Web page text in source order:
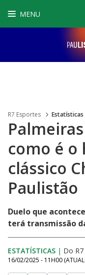
MENU
R7 Esportes Estatísticas
como é o
clássico
Paulistão
Duelo que
terá transmissão da
ESTATÍSTICAS | Do R7
16/02/2025 - 11H00